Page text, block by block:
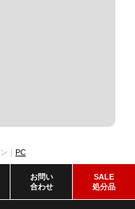
お問い
合わせ
SALE
処分品
｜ PC